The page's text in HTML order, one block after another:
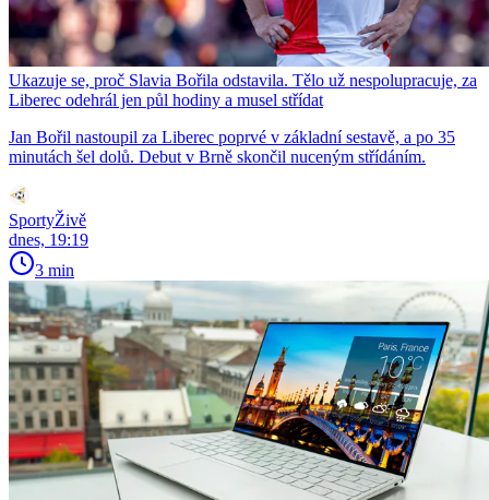
Ukazuje se, proč Slavia Bořila odstavila. Tělo už nespolupracuje, za
Liberec odehrál jen půl hodiny a musel střídat
Jan Bořil nastoupil za Liberec poprvé v základní sestavě, a po 35
minutách šel dolů. Debut v Brně skončil nuceným střídáním.
SportyŽivě
dnes, 19:19
3 min